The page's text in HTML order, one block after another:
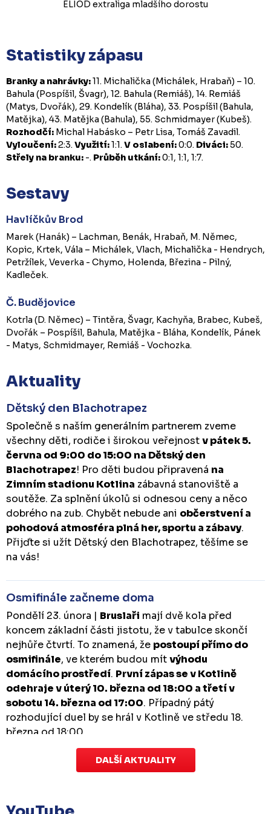
ELIOD extraliga mladšího dorostu
Statistiky zápasu
Branky a nahrávky:11. Michalička (Michálek, Hrabaň) – 10.
Bahula (Pospíšil, Švagr), 12. Bahula (Remiáš), 14. Remiáš
(Matys, Dvořák), 29. Kondelík (Bláha), 33. Pospíšil (Bahula,
Matějka), 43. Matějka (Bahula), 55. Schmidmayer (Kubeš).
Rozhodčí: Michal Habásko – Petr Lisa, Tomáš Zavadil.
Vyloučení:2:3.Využití:1:1.V oslabení:0:0. Diváci:50.
Střely na branku: -. Průběh utkání:0:1, 1:1, 1:7.
Sestavy
Havlíčkův Brod
Marek (Hanák) – Lachman, Benák, Hrabaň, M. Němec,
Kopic, Krtek, Vála – Michálek, Vlach, Michalička - Hendrych,
Petržílek, Veverka - Chymo, Holenda, Březina - Pilný,
Kadleček.
Č. Budějovice
Kotrla (D. Němec) – Tintěra, Švagr, Kachyňa, Brabec, Kubeš,
Dvořák – Pospíšil, Bahula, Matějka - Bláha, Kondelík, Pánek
- Matys, Schmidmayer, Remiáš - Vochozka.
Aktuality
Dětský den Blachotrapez
Společně s naším generálním partnerem zveme
všechny děti, rodiče i širokou veřejnostv pátek 5.
června od 9:00 do 15:00 na Dětský den
Blachotrapez! Pro děti budou připravená na
Zimním stadionu Kotlina zábavná stanoviště a
soutěže. Za splnění úkolů si odnesou ceny a něco
dobrého na zub. Chybět nebude ani občerstvení a
pohodová atmosféra plná her, sportu a zábavy.
Přijďte si užít Dětský den Blachotrapez, těšíme se
na vás!
Osmifinále začneme doma
Pondělí 23. února | Bruslaři mají dvě kola před
koncem základní části jistotu, že v tabulce skončí
nejhůře čtvrtí. To znamená, že postoupí přímo do
osmifinále, ve kterém budou mítvýhodu
domácího prostředí. První zápas se v Kotlině
odehraje v úterý 10. března od 18:00 a třetí v
sobotu 14. března od 17:00. Případný pátý
rozhodující duel by se hrál v Kotlině ve středu 18.
března od 18:00.
Zápas dorostu je odložen
které se mělo odehrát v pátek 30. ledna ve 14:15,
DALŠÍ AKTUALITY